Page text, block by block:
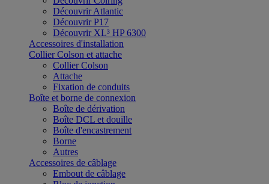
Découvrir Atlantic
Découvrir P17
Découvrir XL³ HP 6300
Accessoires d'installation
Collier Colson et attache
Collier Colson
Attache
Fixation de conduits
Boîte et borne de connexion
Boîte de dérivation
Boîte DCL et douille
Boîte d'encastrement
Borne
Autres
Accessoires de câblage
Embout de câblage